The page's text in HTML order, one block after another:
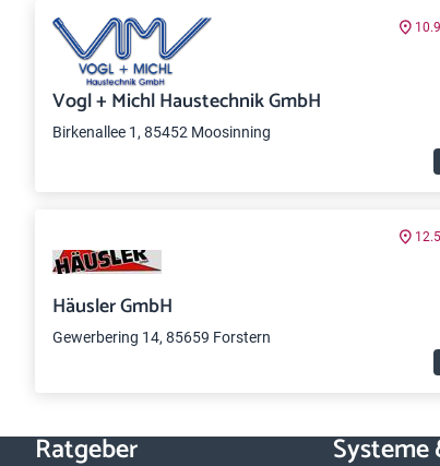
Vogl + Michl Haustechnik GmbH
Birkenallee 1, 85452 Moosinning
Häusler GmbH
Gewerbering 14, 85659 Forstern
Ratgeber Systeme